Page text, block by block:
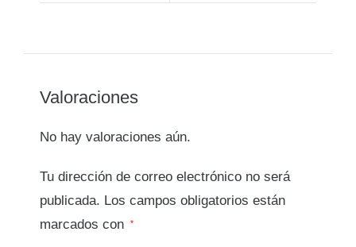
Valoraciones
No hay valoraciones aún.
Tu dirección de correo electrónico no será
publicada. Los campos obligatorios están
marcados con
*